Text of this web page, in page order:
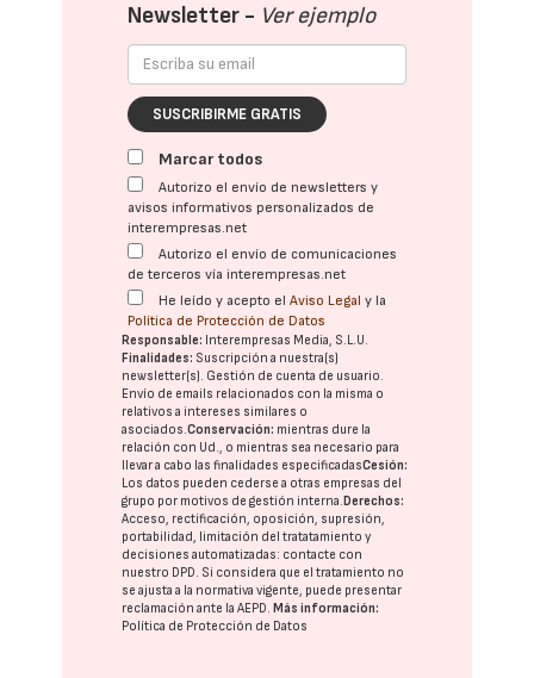
Newsletter - Ver ejemplo
SUSCRIBIRME GRATIS
Marcar todos
Autorizo el envío de newsletters y
avisos informativos personalizados de
interempresas.net
Autorizo el envío de comunicaciones
de terceros vía interempresas.net
He leído y acepto elAviso Legal y la
Política de Protección de Datos
Responsable: Interempresas Media, S.L.U.
Finalidades: Suscripción a nuestra(s)
newsletter(s). Gestión de cuenta de usuario.
Envío de emails relacionados con la misma o
relativos a intereses similares o
asociados.Conservación: mientras dure la
relación con Ud., o mientras sea necesario para
llevar a cabo las finalidades especificadasCesión:
Los datos pueden cederse a otras empresas del
grupo por motivos de gestión interna.Derechos:
Acceso, rectificación, oposición, supresión,
portabilidad, limitación del tratatamiento y
decisiones automatizadas: contacte con
nuestro DPD. Si considera que el tratamiento no
se ajusta a la normativa vigente, puede presentar
reclamación ante laAEPD.Más información:
Política de Protección de Datos